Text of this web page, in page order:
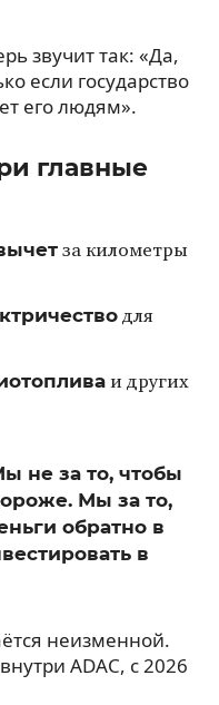
звучит так: «Да,
если государство
его людям».
главные
за километры
для
и других
не за то, чтобы
Мы за то,
обратно в
в
неизменной.
ADAC, с 2026